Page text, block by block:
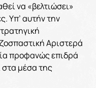
να «βελτιώσει»
Υπ’ αυτήν την
Αριστερά
προφανώς επιδρά
στα μέσα της